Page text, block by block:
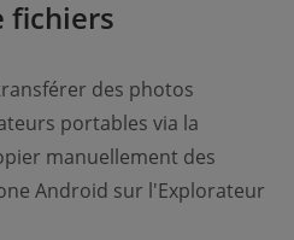
fichiers
des photos
portables via la
manuellement des
Android sur l'Explorateur